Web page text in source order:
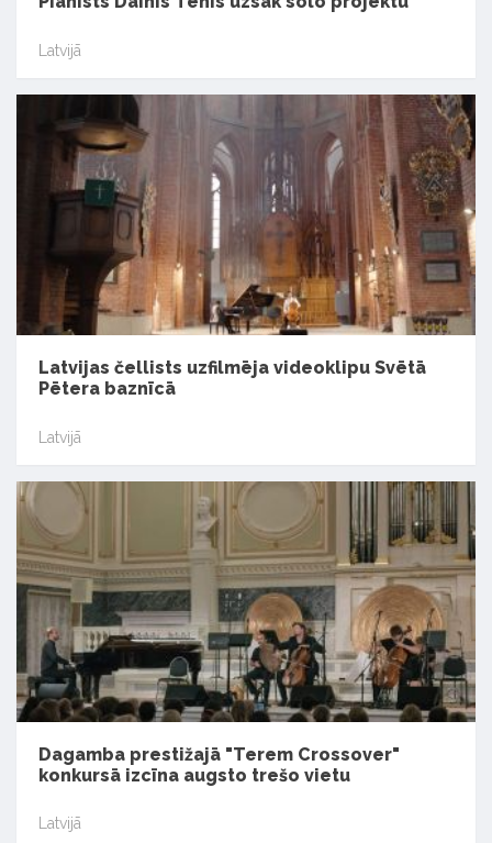
Latvijā
Latvijas čellists uzfilmēja videoklipu Svētā
Pētera baznīcā
Latvijā
Dagamba prestižajā "Terem Crossover"
konkursā izcīna augsto trešo vietu
Latvijā